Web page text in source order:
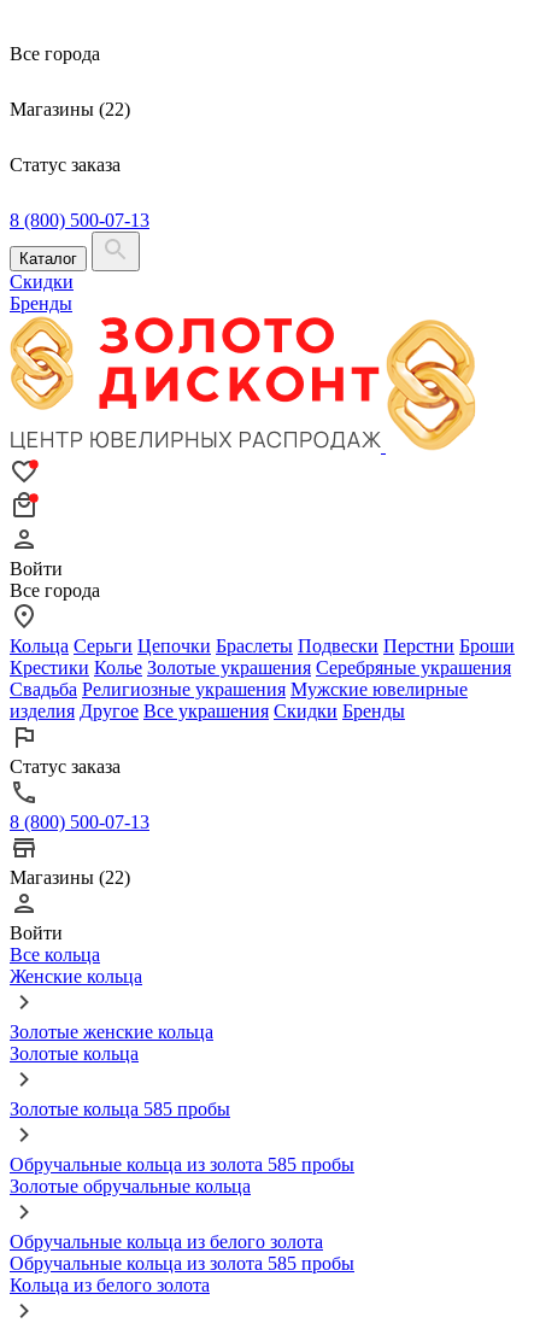
Все города
Магазины (22)
Статус заказа
8 (800) 500-07-13
Каталог
Скидки
Бренды
Войти
Все города
Кольца Серьги Цепочки Браслеты Подвески Перстни Броши
Крестики Колье Золотые украшения Серебряные украшения
Свадьба Религиозные украшения Мужские ювелирные
изделия Другое Все украшения Скидки Бренды
Статус заказа
8 (800) 500-07-13
Магазины (22)
Войти
Все кольца
Женские кольца
Золотые женские кольца
Золотые кольца
Золотые кольца 585 пробы
Обручальные кольца из золота 585 пробы
Золотые обручальные кольца
Обручальные кольца из белого золота
Обручальные кольца из золота 585 пробы
Кольца из белого золота